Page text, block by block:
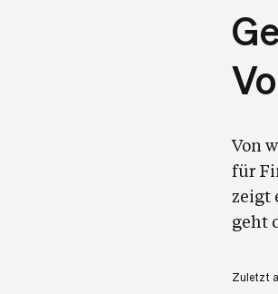
Von
für
zeigt
geht
Zuletzt